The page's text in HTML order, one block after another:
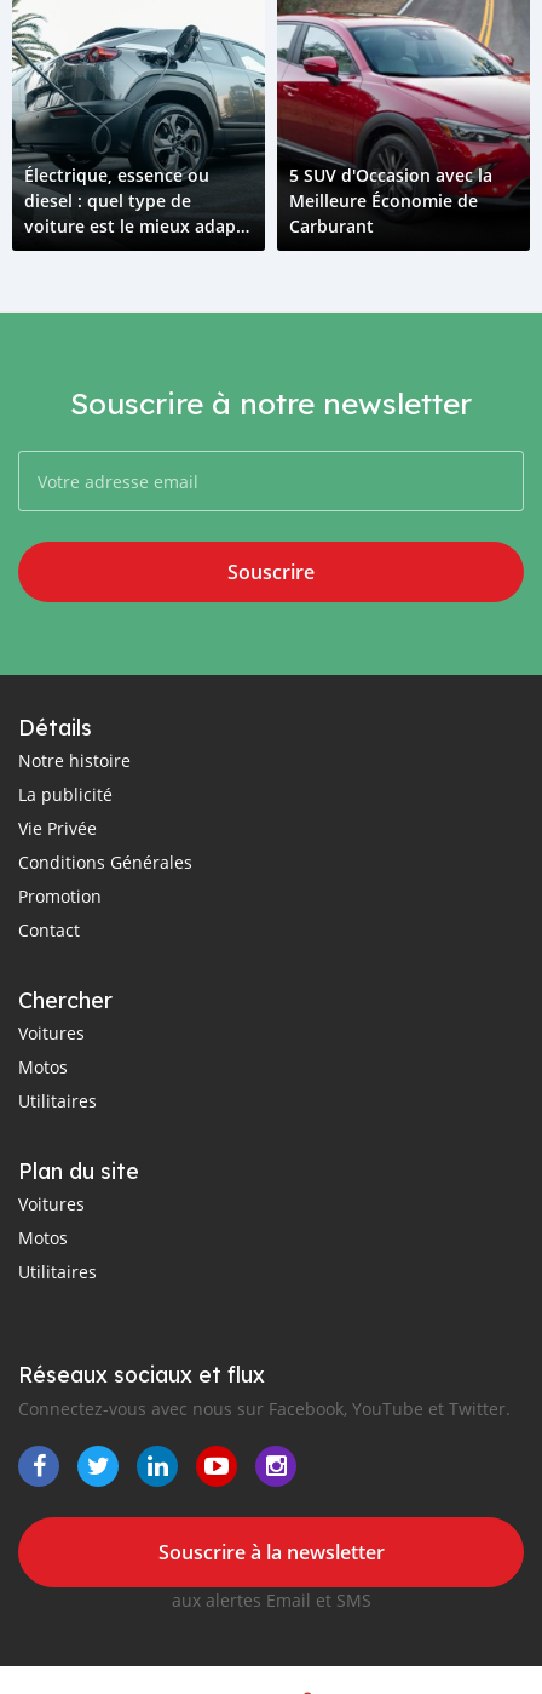
Électrique, essence ou
diesel : quel type de
voiture est le mieux adapté
à la Guinée ?
5 SUV d'Occasion avec la
Meilleure Économie de
Carburant
Souscrire à notre newsletter
Souscrire
Détails
Notre histoire
La publicité
Vie Privée
Conditions Générales
Promotion
Contact
Chercher
Voitures
Motos
Utilitaires
Plan du site
Voitures
Motos
Utilitaires
Réseaux sociaux et flux
Connectez-vous avec nous sur Facebook, YouTube et Twitter.
Souscrire à la newsletter
aux alertes Email et SMS